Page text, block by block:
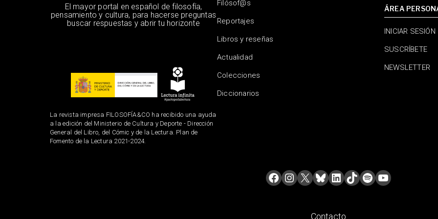
El mayor portal en español de filosofía,
pensamiento y cultura, para hacerse preguntas
buscar respuestas y abrir tu horizonte
La revista impresa FILOSOFÍA&CO ha recibido una ayuda
a la edición del Ministerio de Cultura y Deporte - Dirección
General del Libro, del Cómic y de la Lectura. Plan de
Fomento de la Lectura 2021-2024.
Filósof@s
Reportajes
Libros y reseñas
Actualidad
Colecciones
Diccionarios
ÁREA
INICIAR SESIÓN
SUSCRÍBETE
NEWSLETTER
Contacto